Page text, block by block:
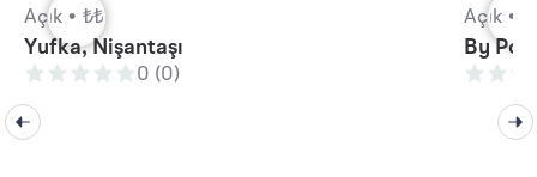
Açık • ₺₺
Yufka, Nişantaşı
0 (0)
Açık •
By